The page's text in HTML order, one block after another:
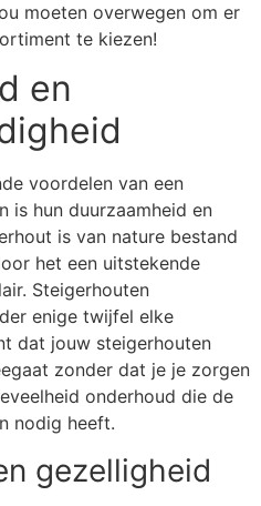
moeten overwegen om er
te kiezen!
en
voordelen van een
is hun duurzaamheid en
is van nature bestand
het een uitstekende
Steigerhouten
enige twijfel elke
dat jouw steigerhouten
zonder dat je je zorgen
onderhoud die de
nodig heeft.
gezelligheid